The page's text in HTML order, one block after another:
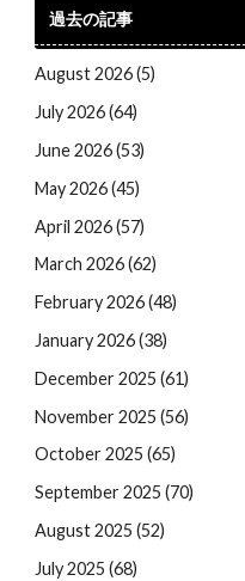
過去の記事
August 2026 (5)
July 2026 (64)
June 2026 (53)
May 2026 (45)
April 2026 (57)
March 2026 (62)
February 2026 (48)
January 2026 (38)
December 2025 (61)
November 2025 (56)
October 2025 (65)
September 2025 (70)
August 2025 (52)
July 2025 (68)